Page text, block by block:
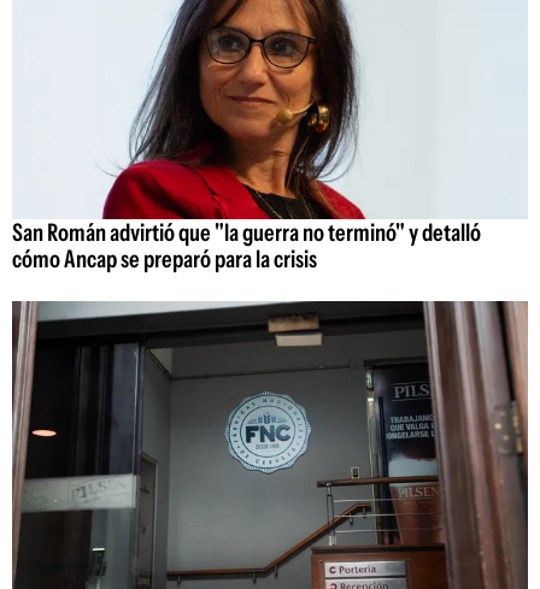
San Román advirtió que "la guerra no terminó" y detalló
cómo Ancap se preparó para la crisis